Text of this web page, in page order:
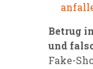
Betrug
und
Fake-